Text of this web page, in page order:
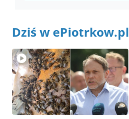
Dziś w ePiotrkow.pl